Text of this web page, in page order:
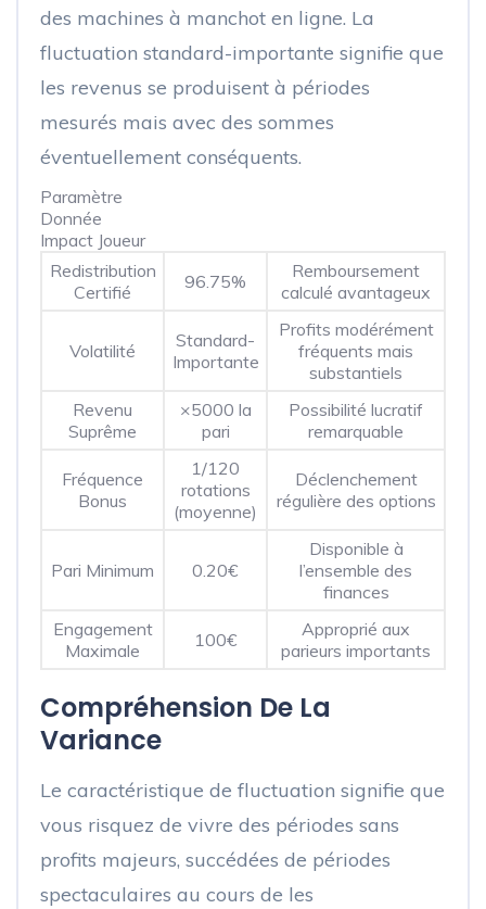
des machines à manchot en ligne. La
fluctuation standard-importante signifie que
les revenus se produisent à périodes
mesurés mais avec des sommes
éventuellement conséquents.
Paramètre
Donnée
Impact Joueur
Redistribution
Certifié
96.75%
Remboursement
calculé avantageux
Volatilité
Standard-
Importante
Profits modérément
fréquents mais
substantiels
Revenu
Suprême
×5000 la
pari
Possibilité lucratif
remarquable
Fréquence
Bonus
1/120
rotations
(moyenne)
Déclenchement
régulière des options
Pari Minimum 0.20€
Disponible à
l’ensemble des
finances
Engagement
Maximale
100€
Approprié aux
parieurs importants
Compréhension De La
Variance
Le caractéristique de fluctuation signifie que
vous risquez de vivre des périodes sans
profits majeurs, succédées de périodes
spectaculaires au cours de les